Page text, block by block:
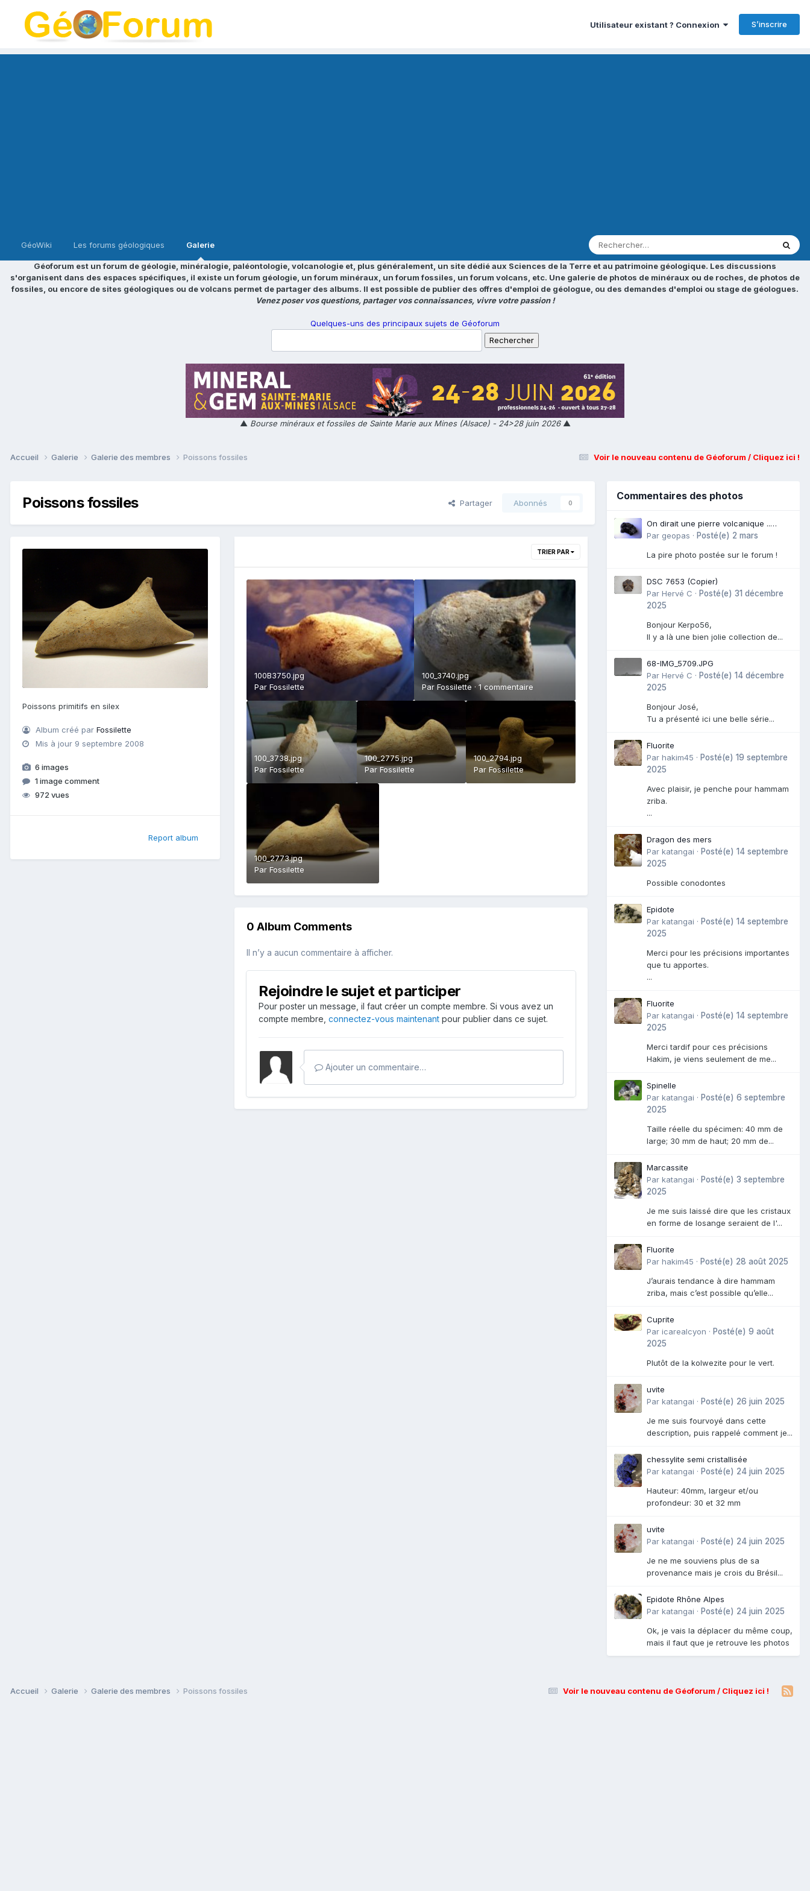
Utilisateur existant ? Connexion S’inscrire
GéoWiki Les forums géologiques Galerie
Géoforum est un forum de géologie, minéralogie, paléontologie, volcanologie et, plus généralement, un site dédié aux Sciences de la Terre et au patrimoine géologique. Les discussions
s'organisent dans des espaces spécifiques, il existe un forum géologie, un forum minéraux, un forum fossiles, un forum volcans, etc. Une galerie de photos de minéraux ou de roches, de photos de
fossiles, ou encore de sites géologiques ou de volcans permet de partager des albums. Il est possible de publier des offres d'emploi de géologue, ou des demandes d'emploi ou stage de géologues.
Venez poser vos questions, partager vos connaissances, vivre votre passion !
Quelques-uns des principaux sujets de Géoforum
▲ Bourse minéraux et fossiles de Sainte Marie aux Mines (Alsace) - 24>28 juin 2026▲
Voir le nouveau contenu de Géoforum / Cliquez ici !
Accueil Galerie Galerie des membres Poissons fossiles
Poissons fossiles Partager Abonnés 0
Poissons primitifs en silex
Album créé parFossilette
Mis à jour 9 septembre 2008
6 images
1 image comment
972 vues
Report album
TRIER PAR
100B3750.jpg
Par Fossilette
100_3740.jpg
Par Fossilette ·1 commentaire
100_3738.jpg
Par Fossilette
100_2775.jpg
ParFossilette
100_2794.jpg
ParFossilette
100_2773.jpg
Par Fossilette
0 Album Comments
Il n’y a aucun commentaire à afficher.
Rejoindre le sujet et participer
Pour poster un message, il faut créer un compte membre. Si vous avez un
compte membre, connectez-vous maintenant pour publier dans ce sujet.
Ajouter un commentaire…
Commentaires des photos
On dirait une pierre volcanique ..
Langogne- Rive de l\'Alli
Par geopas · Posté(e) 2 mars
La pire photo postée sur le forum !
DSC 7653 (Copier)
Par Hervé C · Posté(e) 31 décembre
2025
Bonjour Kerpo56,
Il y a là une bien jolie collection de...
68-IMG_5709.JPG
Par Hervé C · Posté(e) 14 décembre
2025
Bonjour José,
Tu a présenté ici une belle série...
Fluorite
Par hakim45 · Posté(e) 19 septembre
2025
Avec plaisir, je penche pour hammam
zriba.
...
Dragon des mers
Par katangai · Posté(e) 14 septembre
2025
Possible conodontes
Epidote
Par katangai · Posté(e) 14 septembre
2025
Merci pour les précisions importantes
que tu apportes.
...
Fluorite
Par katangai · Posté(e) 14 septembre
2025
Merci tardif pour ces précisions
Hakim, je viens seulement de me...
Spinelle
Par katangai · Posté(e) 6 septembre
2025
Taille réelle du spécimen: 40 mm de
large; 30 mm de haut; 20 mm de...
Marcassite
Par katangai · Posté(e) 3 septembre
2025
Je me suis laissé dire que les cristaux
en forme de losange seraient de l'...
Fluorite
Par hakim45 · Posté(e) 28 août 2025
J’aurais tendance à dire hammam
zriba, mais c’est possible qu’elle...
Cuprite
Par icarealcyon · Posté(e) 9 août
2025
Plutôt de la kolwezite pour le vert.
uvite
Par katangai · Posté(e) 26 juin 2025
Je me suis fourvoyé dans cette
description, puis rappelé comment je...
chessylite semi cristallisée
Par katangai · Posté(e) 24 juin 2025
Hauteur: 40mm, largeur et/ou
profondeur: 30 et 32 mm
uvite
Par katangai · Posté(e) 24 juin 2025
Je ne me souviens plus de sa
provenance mais je crois du Brésil...
Epidote Rhône Alpes
Par katangai · Posté(e) 24 juin 2025
Ok, je vais la déplacer du même coup,
mais il faut que je retrouve les photos
Voir le nouveau contenu de Géoforum / Cliquez ici !
Accueil Galerie Galerie des membres Poissons fossiles